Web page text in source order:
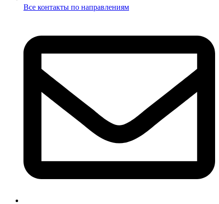
Все контакты по направлениям